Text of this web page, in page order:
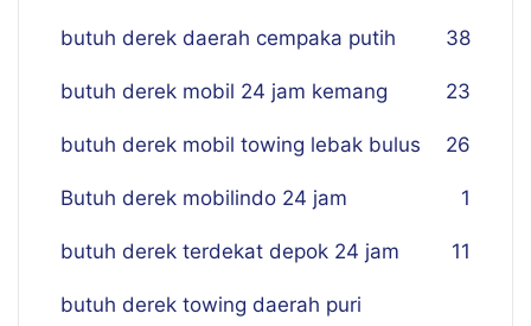
butuh derek daerah cempaka putih 38
butuh derek mobil 24 jam kemang 23
butuh derek mobil towing lebak bulus 26
Butuh derek mobilindo 24 jam 1
butuh derek terdekat depok 24 jam 11
butuh derek towing daerah puri